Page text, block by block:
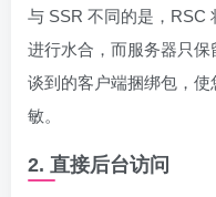
与 SSR 不同的是，RSC
进行水合，而服务器只
谈到的客户端捆绑包，
敏。
2. 直接后台访问